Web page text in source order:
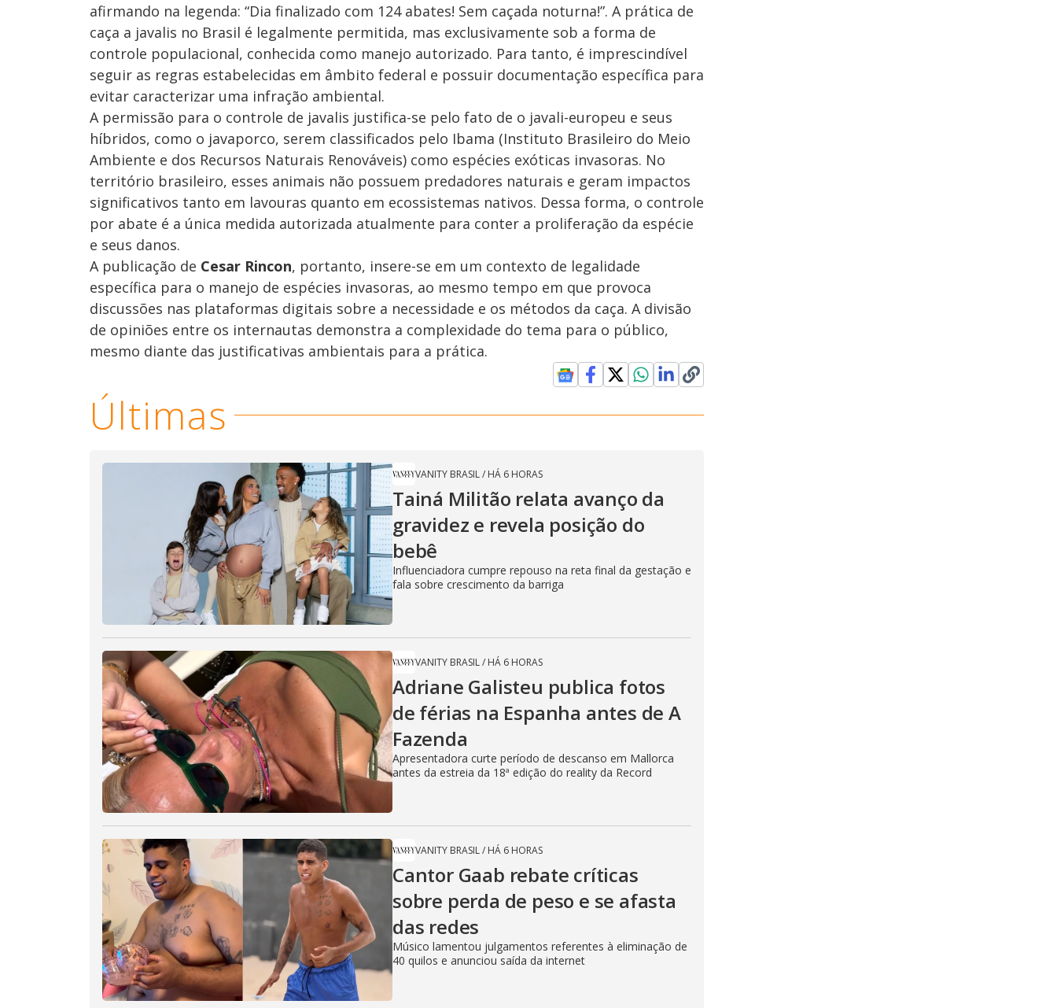
afirmando na legenda: “Dia finalizado com 124 abates! Sem caçada noturna!”. A prática de
caça a javalis no Brasil é legalmente permitida, mas exclusivamente sob a forma de
controle populacional, conhecida como manejo autorizado. Para tanto, é imprescindível
seguir as regras estabelecidas em âmbito federal e possuir documentação específica para
evitar caracterizar uma infração ambiental.
A permissão para o controle de javalis justifica-se pelo fato de o javali-europeu e seus
híbridos, como o javaporco, serem classificados pelo Ibama (Instituto Brasileiro do Meio
Ambiente e dos Recursos Naturais Renováveis) como espécies exóticas invasoras. No
território brasileiro, esses animais não possuem predadores naturais e geram impactos
significativos tanto em lavouras quanto em ecossistemas nativos. Dessa forma, o controle
por abate é a única medida autorizada atualmente para conter a proliferação da espécie
e seus danos.
A publicação de Cesar Rincon, portanto, insere-se em um contexto de legalidade
específica para o manejo de espécies invasoras, ao mesmo tempo em que provoca
discussões nas plataformas digitais sobre a necessidade e os métodos da caça. A divisão
de opiniões entre os internautas demonstra a complexidade do tema para o público,
mesmo diante das justificativas ambientais para a prática.
Últimas
VANITY BRASIL/ HÁ 6 HORAS
Tainá Militão relata avanço da
gravidez e revela posição do
bebê
Influenciadora cumpre repouso na reta final da gestação e
fala sobre crescimento da barriga
VANITY BRASIL/ HÁ 6 HORAS
Adriane Galisteu publica fotos
de férias na Espanha antes de A
Fazenda
Apresentadora curte período de descanso em Mallorca
antes da estreia da 18ª edição do reality da Record
VANITY BRASIL/ HÁ 6 HORAS
Cantor Gaab rebate críticas
sobre perda de peso e se afasta
das redes
Músico lamentou julgamentos referentes à eliminação de
40 quilos e anunciou saída da internet